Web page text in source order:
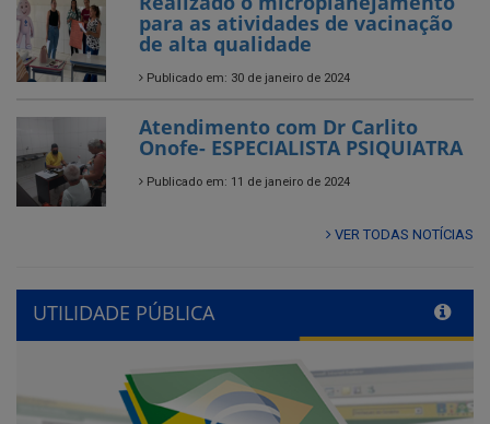
para as atividades de vacinação
de alta qualidade
Publicado em: 30 de janeiro de 2024
Atendimento com Dr Carlito
Onofe- ESPECIALISTA PSIQUIATRA
Publicado em: 11 de janeiro de 2024
VER TODAS NOTÍCIAS
UTILIDADE PÚBLICA